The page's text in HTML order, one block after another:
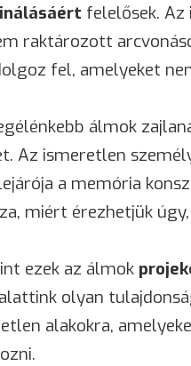
felelősek.
raktározott
fel, amelyeket
álmok
Az ismeretlen
a memória
miért érezhetjük
ezek az álmok
olyan
alakokra,